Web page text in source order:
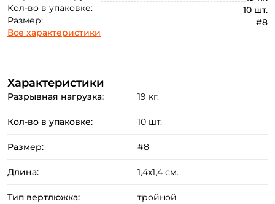
Кол-во в упаковке:
10 шт.
Размер:
#8
Все характеристики
Характеристики
Разрывная нагрузка: 19 кг.
Кол-во в упаковке: 10 шт.
Размер: #8
Длина: 1,4х1,4 см.
Тип вертлюжка: тройной